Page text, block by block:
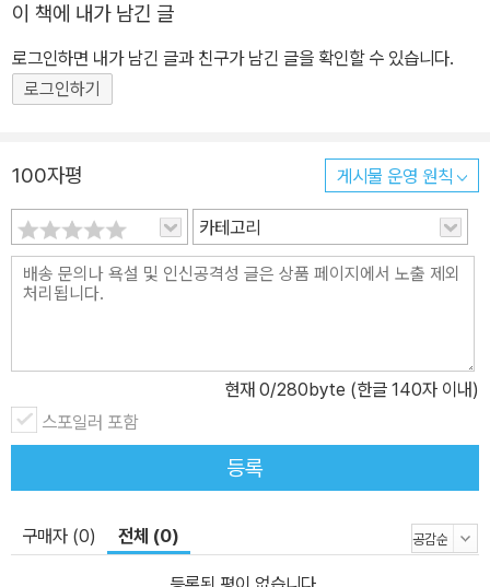
이버 안보의 중요성이 커지면서 세계 주요국들은 국가전략 차원에서
사이버 안보의 문제에 접근하고 있다. 이 책에서도 미국과 중국의 사
례를 좀 더 심층적으로 분석한 이론적·경험적 연구를 진행했다. 사이
버 안보 ‘외교연구’의 지평. 일국 차원의 외교전략 추진을 넘어서 양자
나아가 미국과 중국 두 강대국이 자국 주도의 네트워크를 건설하기
위해 전개한 사이버 안보 분야의 동맹전략에 대해서도 살펴보았다.
특히 핵안보와 사이버 안보 등과 같은 이슈 간 비교연구의 시각을 제
시하였다. 사이버 안보 ‘규범연구’의 지평. 최근 사이버 안보의 양자
및 삼자 협력의 틀을 넘어서 다자간 협력을 통해서 국제규범을 모색
추구된 사이버 안보 협력의 사례에 대한 검토를 통해서 새로운 안보
패러다임에 기반을 둔 복원력의 개념과 이를 반영한 새로운 규범의
필요성도 거론하였다. 책의 구성과 내용 이 책은 크게 세 부로 구성되
었다. 제1부 ‘사이버 안보의 전략’에는 세 개의 논문이 실렸는데, 제1
지)”은, 2008년 이후 오바마 행정부하에서 다양한 국가안보 문제 중
에서 사이버 안보가 가장 우선순위를 차지하게 되는 과정을 코펜하겐
이 책에 내가 남긴 글
로그인하면 내가 남긴 글과 친구가 남긴 글을 확인할 수 있습니다.
로그인하기
100자평 게시물 운영 원칙
카테고리
현재 0/280byte (한글 140자 이내)
스포일러 포함
등록
구매자 (0) 전체 (0)